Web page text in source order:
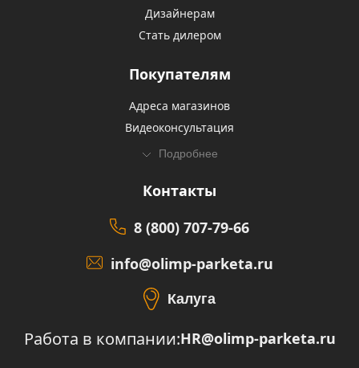
Дизайнерам
Стать дилером
Покупателям
Адреса магазинов
Видеоконсультация
Подробнее
Контакты
8 (800) 707-79-66
info@olimp-parketa.ru
Калуга
Работа в компании:HR@olimp-parketa.ru